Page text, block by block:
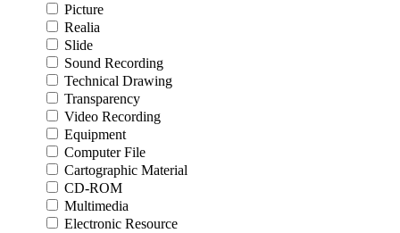
Picture
Realia
Slide
Sound Recording
Technical Drawing
Transparency
Video Recording
Equipment
Computer File
Cartographic Material
CD-ROM
Multimedia
Electronic Resource